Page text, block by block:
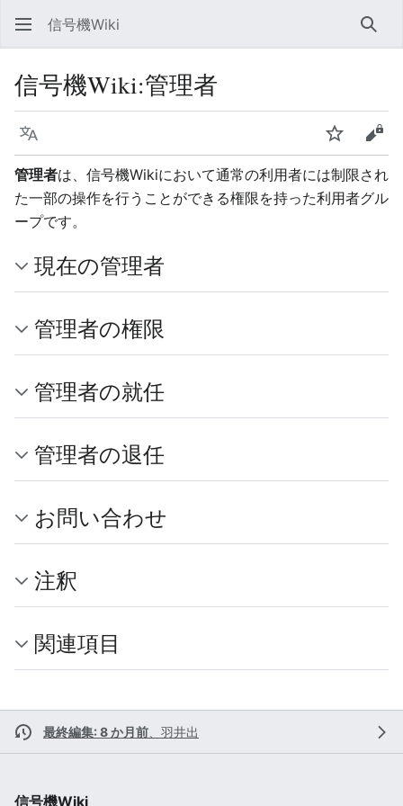
信号機Wiki 検索
信号機Wiki:管理者
言語 ウォッチソ
管理者は、信号機Wikiにおいて通常の利用者には制限され
た一部の操作を行うことができる権限を持った利用者グル
ープです。
現在の管理者
管理者の権限
管理者の就任
管理者の退任
お問い合わせ
注釈
関連項目
最終編集: 8 か月前 羽井出
信号機Wiki